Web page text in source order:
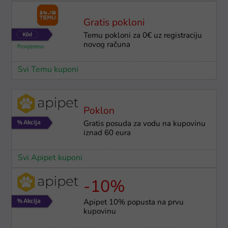
Gratis pokloni
Temu pokloni za 0€ uz registraciju
novog računa
Svi Temu kuponi
Poklon
Gratis posuda za vodu na kupovinu
iznad 60 eura
Svi Apipet kuponi
-10%
Apipet 10% popusta na prvu
kupovinu